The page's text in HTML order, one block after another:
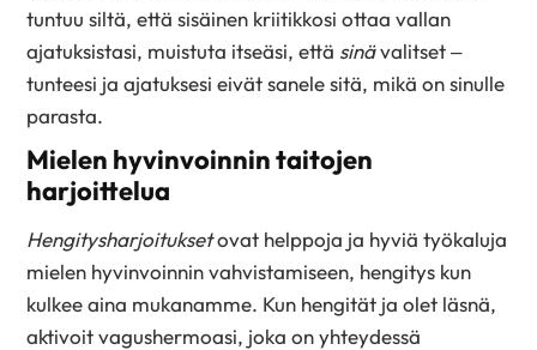
tuntuu siltä, että sisäinen kriitikkosi ottaa vallan
ajatuksistasi, muistuta itseäsi, että sinävalitset –
tunteesi ja ajatuksesi eivät sanele sitä, mikä on sinulle
parasta.
Mielen hyvinvoinnin taitojen
harjoittelua
Hengitysharjoituksetovat helppoja ja hyviä työkaluja
mielen hyvinvoinnin vahvistamiseen, hengitys kun
kulkee aina mukanamme. Kun hengität ja olet läsnä,
aktivoit vagushermoasi, joka on yhteydessä